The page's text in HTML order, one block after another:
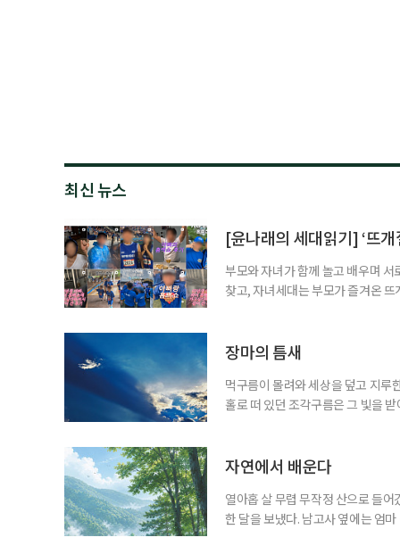
최신 뉴스
[윤나래의 세대읽기] ‘뜨
부모와 자녀가 함께 놀고 배우며
찾고, 자녀세대는 부모가 즐겨온
에 맞춰 뛰는 여름 축제는 오랫동
장마의 틈새
먹구름이 몰려와 세상을 덮고 지루
홀로 떠 있던 조각구름은 그 빛을
자연에서 배운다
열아홉 살 무렵 무작정 산으로 들
한 달을 보냈다. 남고사 옆에는 엄